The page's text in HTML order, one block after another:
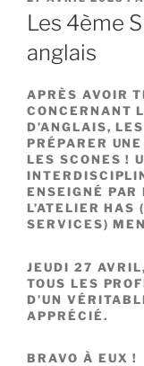
LE
Les 4ème
anglais
APRÈS AVOIR
CONCERNANT
D’ANGLAIS,
PRÉPARER
LES SCONES !
ENSEIGNÉ PAR
L’ATELIER
SERVICES)
JEUDI 27
TOUS LES
D’UN
APPRÉCIÉ.
BRAVO À EUX !